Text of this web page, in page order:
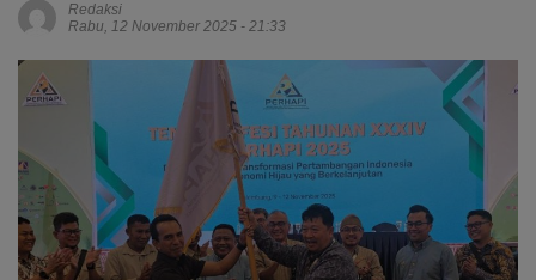
Redaksi
Rabu, 12 November 2025 - 21:33